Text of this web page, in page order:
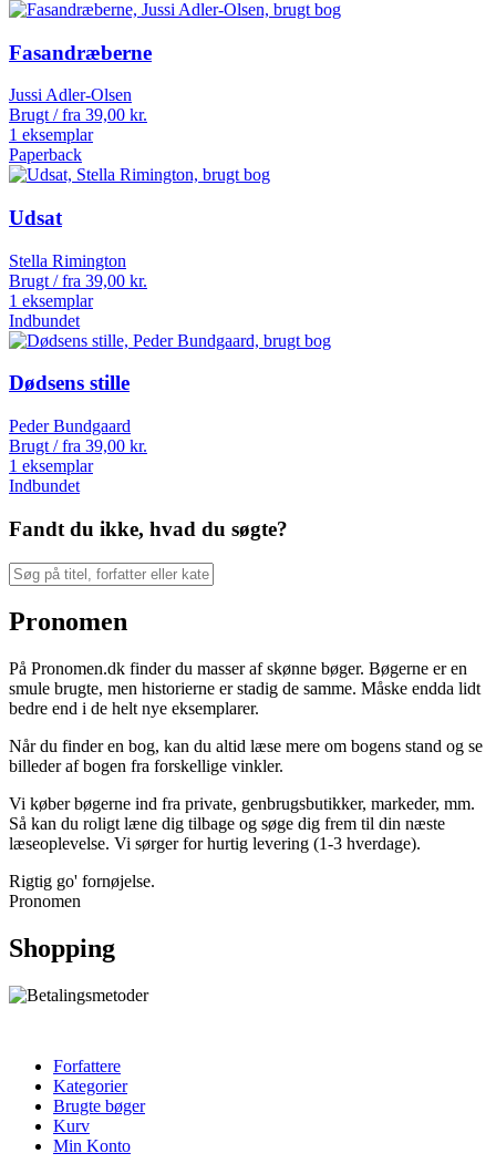
Fasandræberne
Jussi Adler-Olsen
Brugt / fra 39,00 kr.
1 eksemplar
Paperback
Udsat
Stella Rimington
Brugt / fra 39,00 kr.
1 eksemplar
Indbundet
Dødsens stille
Peder Bundgaard
Brugt / fra 39,00 kr.
1 eksemplar
Indbundet
Fandt du ikke, hvad du søgte?
Pronomen
På Pronomen.dk finder du masser af skønne bøger. Bøgerne er en
smule brugte, men historierne er stadig de samme. Måske endda lidt
bedre end i de helt nye eksemplarer.
Når du finder en bog, kan du altid læse mere om bogens stand og se
billeder af bogen fra forskellige vinkler.
Vi køber bøgerne ind fra private, genbrugsbutikker, markeder, mm.
Så kan du roligt læne dig tilbage og søge dig frem til din næste
læseoplevelse. Vi sørger for hurtig levering (1-3 hverdage).
Rigtig go' fornøjelse.
Pronomen
Shopping
Forfattere
Kategorier
Brugte bøger
Kurv
Min Konto